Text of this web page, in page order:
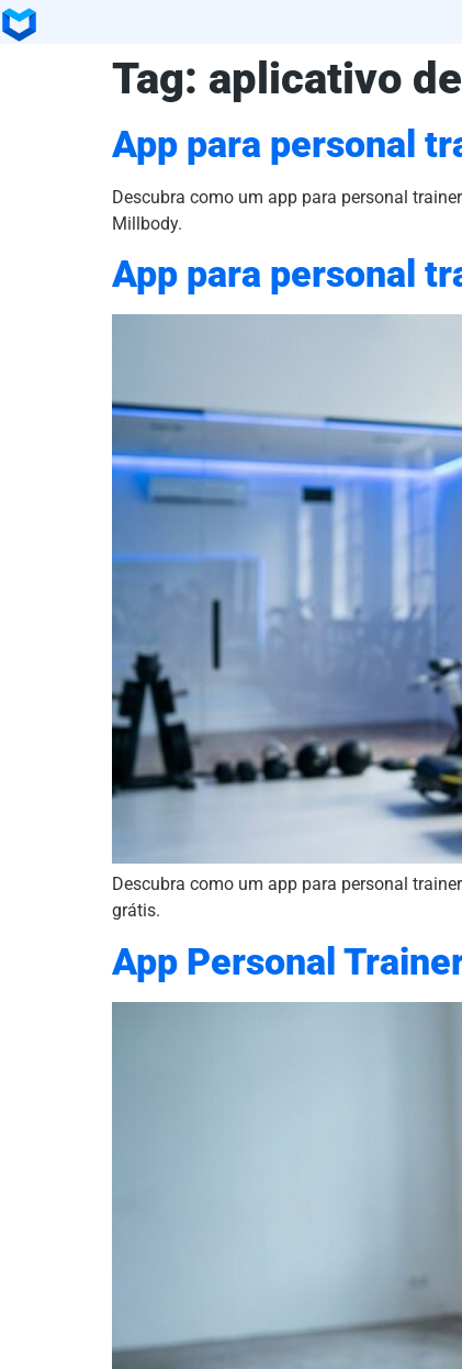
Tag: aplicativo
App para personal
Descubra como um app para personal
Millbody.
App para personal
Descubra como um app para personal
grátis.
App Personal